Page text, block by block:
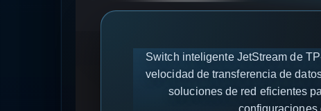
Switch inteligente JetStream de
velocidad de transferencia de
soluciones de red eficientes